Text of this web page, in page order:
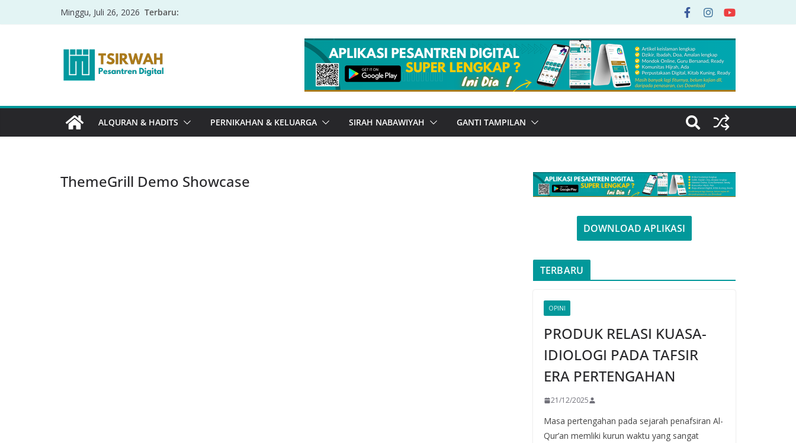
Minggu, Juli 26, 2026 Terbaru:
ALQURAN & HADITS PERNIKAHAN & KELUARGA SIRAH NABAWIYAH GANTI TAMPILAN
ThemeGrill Demo Showcase
DOWNLOAD APLIKASI
TERBARU
OPINI
PRODUK RELASI KUASA-
IDIOLOGI PADA TAFSIR
ERA PERTENGAHAN
21/12/2025
Masa pertengahan pada sejarah penafsiran Al-
Qur’an memliki kurun waktu yang sangat